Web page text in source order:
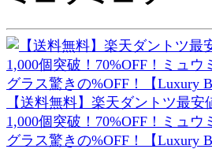
【送料無料】楽天ダントツ最
1,000個突破！70%OFF！ミュ
グラス驚きの%OFF！【Luxury